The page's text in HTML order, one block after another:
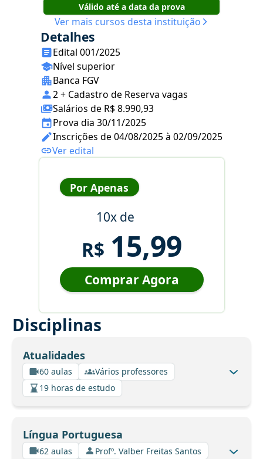
Válido até a data da prova
Ver mais cursos desta instituição
Detalhes
Edital 001/2025
Nível superior
Banca FGV
2 + Cadastro de Reserva vagas
Salários de R$ 8.990,93
Prova dia 30/11/2025
Inscrições de 04/08/2025 à 02/09/2025
Ver edital
Por Apenas
10x de
R$ 15,99
Comprar Agora
Disciplinas
Atualidades
60 aulas
Vários professores
19 horas de estudo
Língua Portuguesa
62 aulas
Profº. Valber Freitas Santos